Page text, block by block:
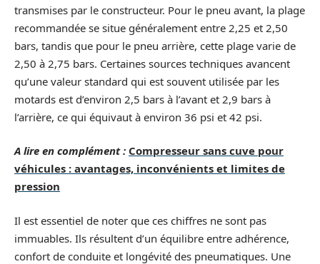
transmises par le constructeur. Pour le pneu avant, la plage
recommandée se situe généralement entre 2,25 et 2,50
bars, tandis que pour le pneu arrière, cette plage varie de
2,50 à 2,75 bars. Certaines sources techniques avancent
qu’une valeur standard qui est souvent utilisée par les
motards est d’environ 2,5 bars à l’avant et 2,9 bars à
l’arrière, ce qui équivaut à environ 36 psi et 42 psi.
A lire en complément : Compresseur sans cuve pour
véhicules : avantages, inconvénients et limites de
pression
Il est essentiel de noter que ces chiffres ne sont pas
immuables. Ils résultent d’un équilibre entre adhérence,
confort de conduite et longévité des pneumatiques. Une